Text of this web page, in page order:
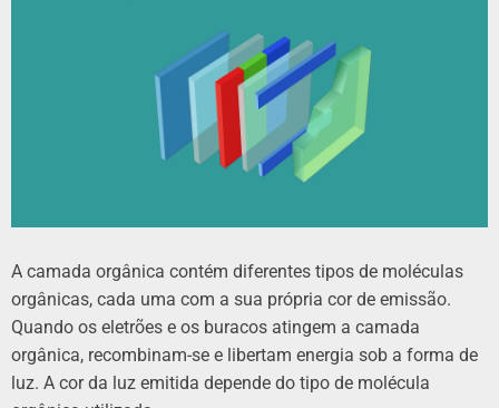
A camada orgânica contém diferentes tipos de moléculas
orgânicas, cada uma com a sua própria cor de emissão.
Quando os eletrões e os buracos atingem a camada
orgânica, recombinam-se e libertam energia sob a forma de
luz. A cor da luz emitida depende do tipo de molécula